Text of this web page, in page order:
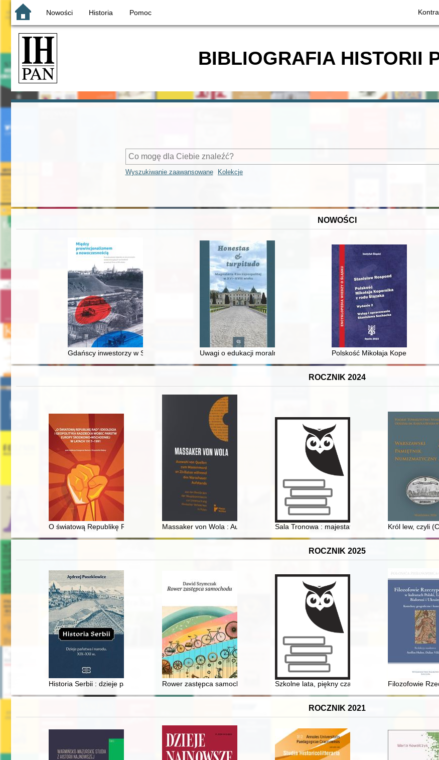
Nowości Historia Pomoc
BIBLIOGRAFIA HISTORII
Wyszukiwanie zaawansowane Kolekcje
NOWOŚCI
Gdańscy inwestorzy w Sopocie : prestiż finansowy i towarzyski lokalnego mieszczaństwa w 2. poł. XIX w
Uwagi o edukacji moralnej synów szlacheckich w XVI-wiecznej
Polskość Mikołaja Kopernika z
ROCZNIK 2024
O światową Republikę Rad" : ideologia i geopolityka radziecka wobec państw Europy Środkowo-Wschodniej w latach
Massaker von Wola : Auswahl von Quellen zum Massenmord an Zivilisten während
Sala Tronowa : majestat króla i Rzeczypospolitej
Król lew, czyli
ROCZNIK 2025
Historia Serbii : dzieje państwa i narodu : XIX-XXI w
Rower zastępca samochodu Szkolne lata, piękny czas... Zespół SzkółFilozofowie
ROCZNIK 2021